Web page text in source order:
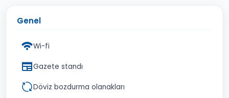
Genel
Wi-fi
Gazete standı
Döviz bozdurma olanakları